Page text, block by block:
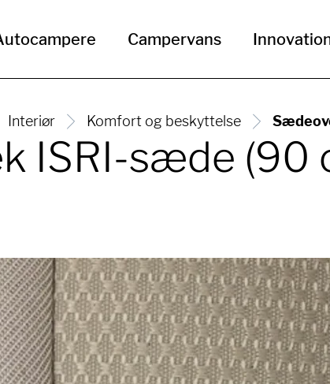
Campervans
Interiør Komfort og beskyttelse
ISRI-sæde (90